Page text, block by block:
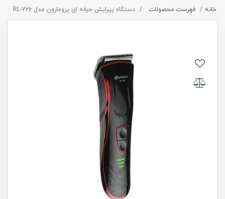
خانه فهرست محصولات دستگاه پیرایش حرفه ای پرومارون مدل RL-726